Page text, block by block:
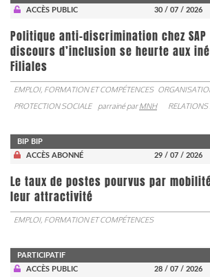
ACCÈS PUBLIC
30 / 07 / 2026
Politique anti-discrimination chez SAP
discours d’inclusion se heurte aux
Filiales
EMPLOI, FORMATION ET COMPÉTENCES
PROTECTION SOCIALE
parrainé parMNH
BIP BIP
ACCÈS ABONNÉ
29 / 07 / 2026
Le taux de postes pourvus par
leur attractivité
EMPLOI, FORMATION ET COMPÉTENCES
PARTICIPATIF
ACCÈS PUBLIC
28 / 07 / 2026